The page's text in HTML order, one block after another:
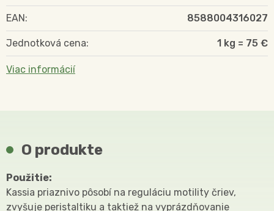
EAN: 8588004316027
Jednotková cena: 1 kg = 75 €
Viac informácií
O produkte
Použitie:
Kassia priaznivo pôsobí na reguláciu motility čriev,
zvyšuje peristaltiku a taktiež na vyprázdňovanie